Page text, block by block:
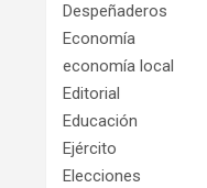
Despeñaderos
Economía
economía local
Editorial
Educación
Ejército
Elecciones